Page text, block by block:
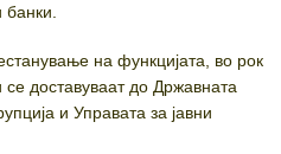
на функцијата, во рок
доставуваат до Државната
и Управата за јавни